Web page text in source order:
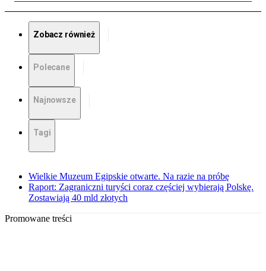
Zobacz również
Polecane
Najnowsze
Tagi
Wielkie Muzeum Egipskie otwarte. Na razie na próbę
Raport: Zagraniczni turyści coraz częściej wybierają Polskę.
Zostawiają 40 mld złotych
Promowane treści